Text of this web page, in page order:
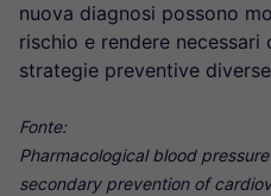
nuova diagnosi possono
rischio e rendere
strategie preventive
Fonte:
Pharmacological blood
secondary prevention of